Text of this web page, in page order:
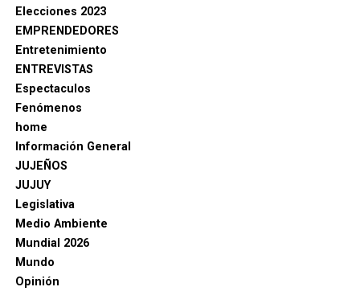
Elecciones 2023
EMPRENDEDORES
Entretenimiento
ENTREVISTAS
Espectaculos
Fenómenos
home
Información General
JUJEÑOS
JUJUY
Legislativa
Medio Ambiente
Mundial 2026
Mundo
Opinión